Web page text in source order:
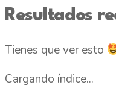
de
en
Resultados
Tienes que ver esto
Cargando índice...